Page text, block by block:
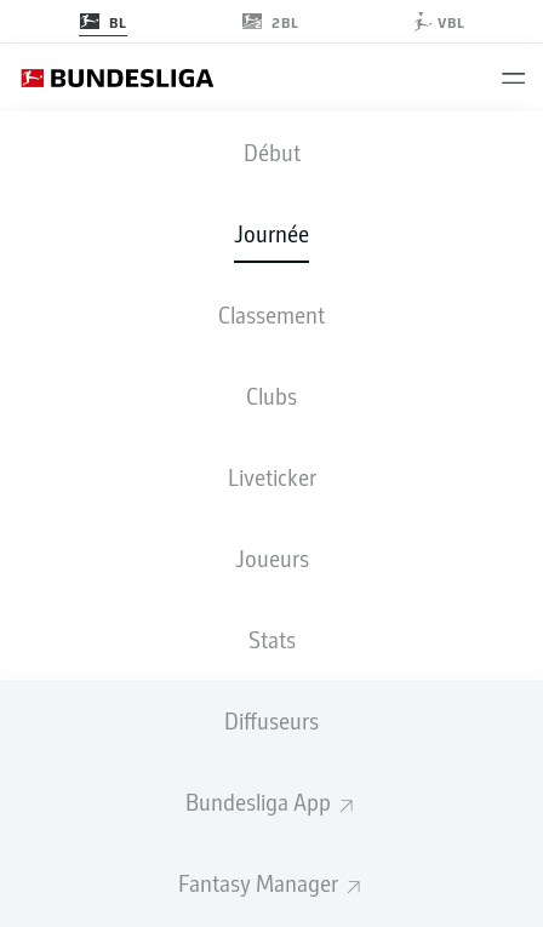
BL 2BL VBL
Début
Journée
Classement
Clubs
Liveticker
Joueurs
Stats
Diffuseurs
Bundesliga App
Fantasy Manager
M05 - FCU
COMPOSITIONS STATISTIQUES
ven., 27.11.2026 - dim., 29.11.2026
Publicité